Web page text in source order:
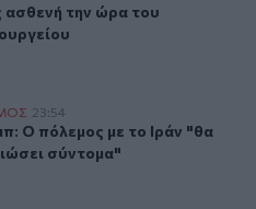
ασθενή την ώρα του
"θα τελειώσει σύντομα"
23:54
Ο πόλεμος με το Ιράν "θα
Ο πόλεμος με το Ιράν "θα
σύντομα"